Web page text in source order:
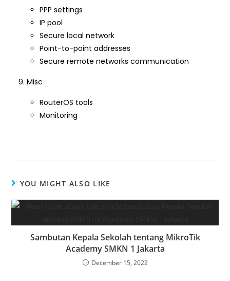
PPP settings
IP pool
Secure local network
Point-to-point addresses
Secure remote networks communication
Misc
RouterOS tools
Monitoring
YOU MIGHT ALSO LIKE
Sambutan Kepala Sekolah tentang MikroTik
Academy SMKN 1 Jakarta
December 15, 2022